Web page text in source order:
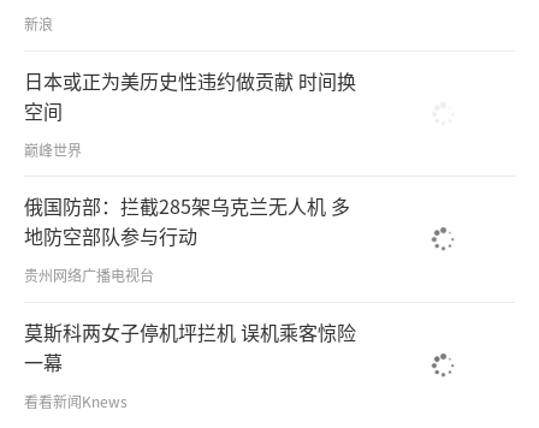
新浪
日本或正为美历史性违约做贡献 时间换
空间
巅峰世界
俄国防部：拦截285架乌克兰无人机 多
地防空部队参与行动
贵州网络广播电视台
莫斯科两女子停机坪拦机 误机乘客惊险
一幕
看看新闻Knews